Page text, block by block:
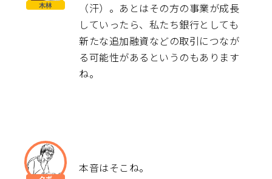
（汗）。あとはその方の事業が成長
していったら、私たち銀行としても
新たな追加融資などの取引につなが
る可能性があるというのもあります
ね。
本音はそこね。